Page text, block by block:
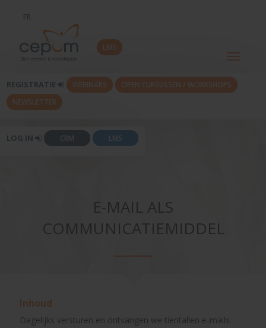
FR
REGISTRATIE WEBINARS
OPEN CURSUSSEN / WORKSHOPS
NEWSLETTER
LOG IN CRM LMS
Toggle
LMS
E-MAIL ALS
COMMUNICATIEMIDDEL
Inhoud
Dagelijks versturen en ontvangen we tientallen e-mails.